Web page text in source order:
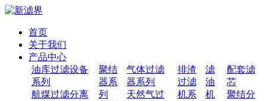
首页
关于我们
产品中心
油库过滤设备
系列
航煤过滤分离
聚结
器系
列
气体过滤
器系列
天然气过
排渣
过滤
机系
滤
油
机
配套滤
芯
聚结分